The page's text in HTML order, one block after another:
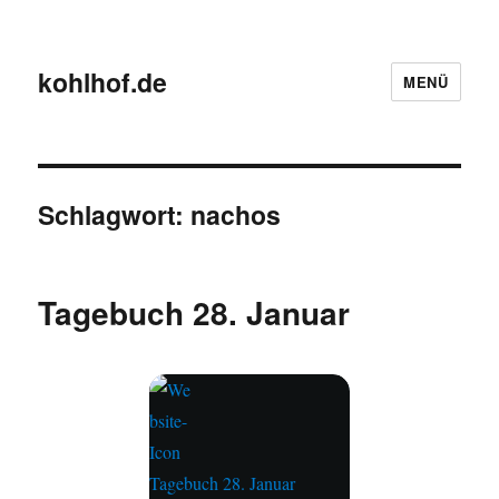
kohlhof.de MENÜ
Schlagwort: nachos
Tagebuch 28. Januar
Tagebuch 28. Januar